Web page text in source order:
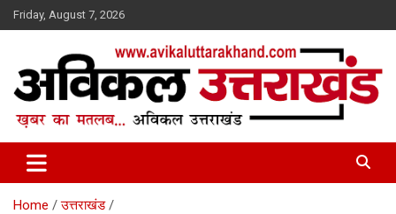
Skip
to
Friday, August 7, 2026
Avikal Uttarakhand
Home
उत्तराखंड